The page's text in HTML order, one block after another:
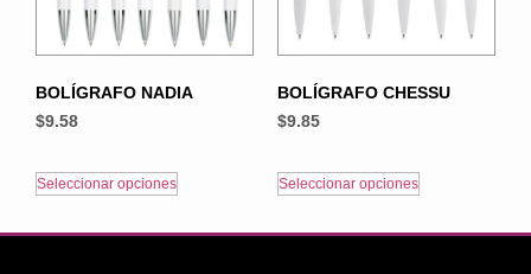
BOLÍGRAFO NADIA
$9.58
Seleccionar opciones
BOLÍGRAFO CHESSU
$9.85
Seleccionar opciones